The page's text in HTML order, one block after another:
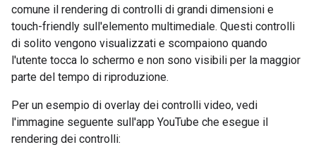
comune il rendering di controlli di grandi dimensioni e
touch-friendly sull'elemento multimediale. Questi controlli
di solito vengono visualizzati e scompaiono quando
l'utente tocca lo schermo e non sono visibili per la maggior
parte del tempo di riproduzione.
Per un esempio di overlay dei controlli video, vedi
l'immagine seguente sull'app YouTube che esegue il
rendering dei controlli: